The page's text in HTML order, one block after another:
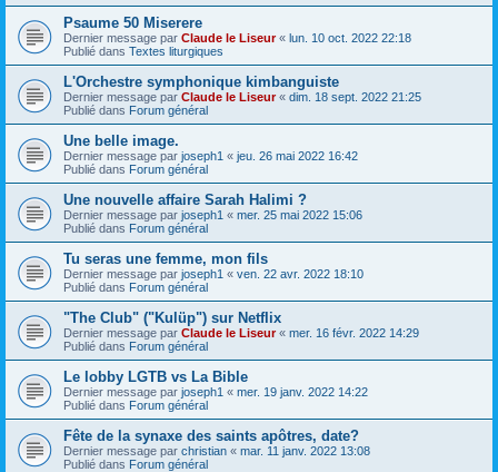
Psaume 50 Miserere
Dernier message par Claude le Liseur« lun. 10 oct. 2022 22:18
Publié dans Textes liturgiques
L'Orchestre symphonique kimbanguiste
Dernier message par Claude le Liseur« dim. 18 sept. 2022 21:25
Publié dans Forum général
Une belle image.
Dernier message par joseph1 « jeu. 26 mai 2022 16:42
Publié dans Forum général
Une nouvelle affaire Sarah Halimi ?
Dernier message par joseph1 « mer. 25 mai 2022 15:06
Publié dans Forum général
Tu seras une femme, mon fils
Dernier message par joseph1 « ven. 22 avr. 2022 18:10
Publié dans Forum général
"The Club" ("Kulüp") sur Netflix
Dernier message par Claude le Liseur« mer. 16 févr. 2022 14:29
Publié dans Forum général
Le lobby LGTB vs La Bible
Dernier message par joseph1 « mer. 19 janv. 2022 14:22
Publié dans Forum général
Fête de la synaxe des saints apôtres, date?
Dernier message par christian « mar. 11 janv. 2022 13:08
Publié dans Forum général